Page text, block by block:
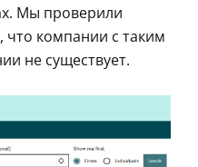
Мы проверили
компании с таким
не существует.